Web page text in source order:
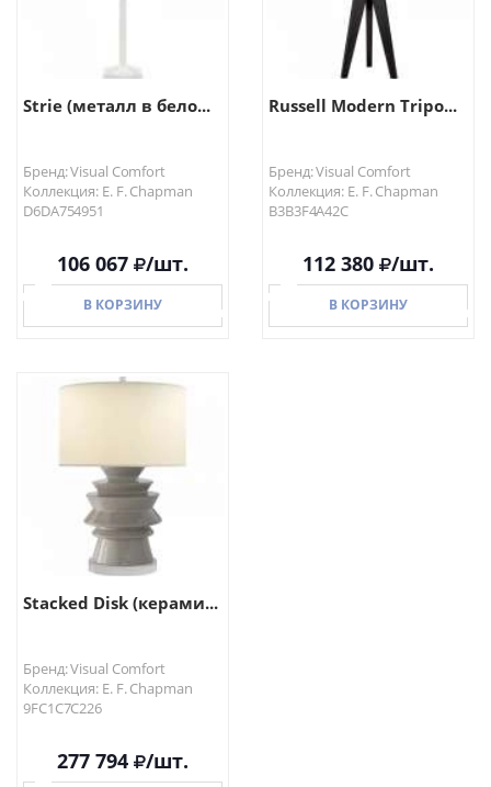
Strie (металл в бело...
Бренд: Visual Comfort
Коллекция: E. F. Chapman
D6DA754951
106 067 /шт.
В КОРЗИНУ
Russell Modern Tripo...
Бренд: Visual Comfort
Коллекция: E. F. Chapman
B3B3F4A42C
112 380 /шт.
В КОРЗИНУ
Stacked Disk (керами...
Бренд: Visual Comfort
Коллекция: E. F. Chapman
9FC1C7C226
277 794 /шт.